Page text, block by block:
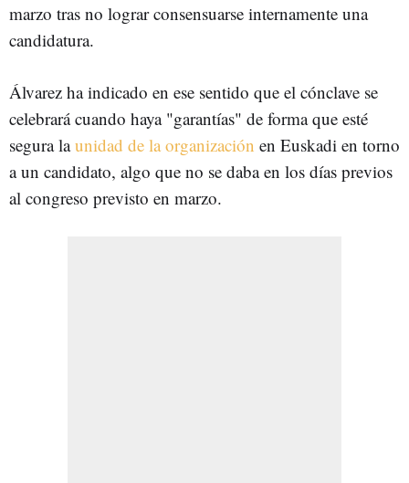
marzo tras no lograr consensuarse internamente una
candidatura.
Álvarez ha indicado en ese sentido que el cónclave se
celebrará cuando haya "garantías" de forma que esté
segura launidad de la organización en Euskadi en torno
a un candidato, algo que no se daba en los días previos
al congreso previsto en marzo.